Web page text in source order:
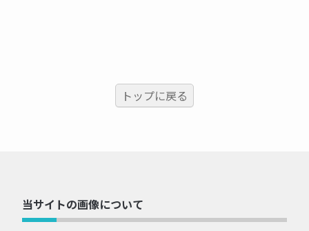
トップに戻る
当サイトの画像について